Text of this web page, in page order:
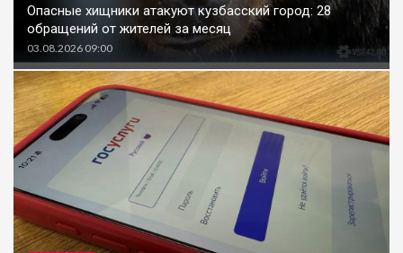
Опасные хищники атакуют кузбасский город: 28
обращений от жителей за месяц
03.08.2026 09:00